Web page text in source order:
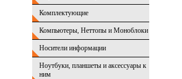
Комплектующие
Компьютеры, Неттопы и Моноблоки
Носители информации
Ноутбуки, планшеты и аксессуары к
ним